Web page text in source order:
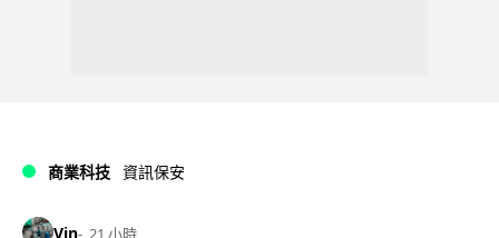
商業科技 資訊保安
Vin 21 小時